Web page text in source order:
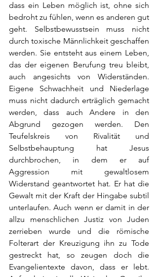
dass ein Leben möglich ist, ohne sich
bedroht zu fühlen, wenn es anderen gut
geht. Selbstbewusstsein muss nicht
durch toxische Männlichkeit geschaffen
werden. Sie entsteht aus einem Leben,
das der eigenen Berufung treu bleibt,
auch angesichts von Widerständen.
Eigene Schwachheit und Niederlage
muss nicht dadurch erträglich gemacht
werden, dass auch Andere in den
Abgrund gezogen werden. Den
Teufelskreis von Rivalität und
Selbstbehauptung hat Jesus
durchbrochen, in dem er auf
Aggression mit gewaltlosem
Widerstand geantwortet hat. Er hat die
Gewalt mit der Kraft der Hingabe subtil
unterlaufen. Auch wenn er damit in der
allzu menschlichen Justiz von Juden
zerrieben wurde und die römische
Folterart der Kreuzigung ihn zu Tode
gestreckt hat, so zeugen doch die
Evangelientexte davon, dass er lebt.